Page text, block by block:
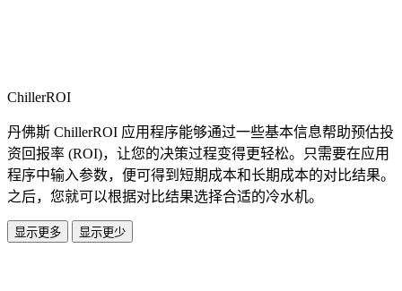
ChillerROI
丹佛斯 ChillerROI 应用程序能够通过一些基本信息帮助预估投
资回报率 (ROI)，让您的决策过程变得更轻松。只需要在应用
程序中输入参数，便可得到短期成本和长期成本的对比结果。
之后，您就可以根据对比结果选择合适的冷水机。
显示更多 显示更少